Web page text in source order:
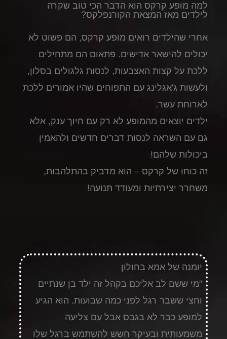
למה מופע קרקס הוא הדבר הכי טוב שקרה
לילדים מאז המצאת הקורנפלקס?
אחרי שהילדים רואים מופע קרקס, הם פשוט לא
יכולים להישאר אדישים. פתאום הם מתחילים
ללכת על קצות האצבעות, לנסות גלגולים בסלון,
ולעשות ג'אגלינג עם התפוחים שהיו אמורים ללכת
לארוחת עשר.
ילדים יוצאים מהמופע לא רק עם חיוך ענק, אלא
גם עם השראה לנסות דברים חדשים ולהאמין
ביכולות שלהם!
זה כוחו של קרקס – הוא מדביק בהתלהבות,
משחרר יצירתיות ומעודד תנועה!
יומנה של אמא בחולון
"מי ששם לב אליכם בקהל זה ילד בן שנתיים
וחצי ששבר רגל לפני כמה שבועות. הוא הגיע
למופע כבר לא בגבס אבל עם צליעה
משמעותית ובעיקר חשש להשתמש ברגל שלו